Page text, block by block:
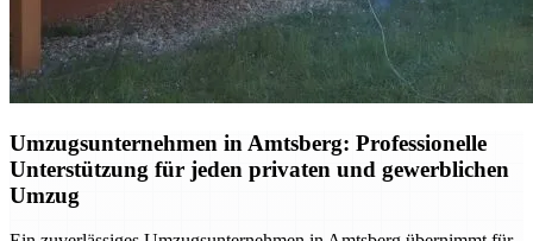
Umzugsunternehmen in Amtsberg: Professionelle
Unterstützung für jeden privaten und gewerblichen
Umzug